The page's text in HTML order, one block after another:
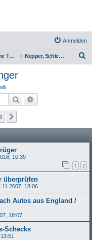
Anmelden
Allgemeine Themen rund ums Kfz Nepper, Schlepper, Bauernfänger
Suche
10:39
1 2
überprüfen
18:06
Autos aus England /
18:07
Schecks